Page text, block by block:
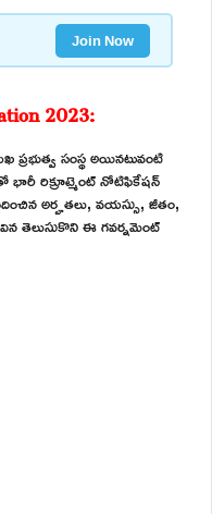
Join Now
2023:
ప్రభుత్వ సంస్థ అయినటువంటి
భారీ రిక్రూట్మెంట్ నోటిఫికేషన్
అర్హతలు, వయస్సు, జీతం,
తెలుసుకొని ఈ గవర్నమెంట్